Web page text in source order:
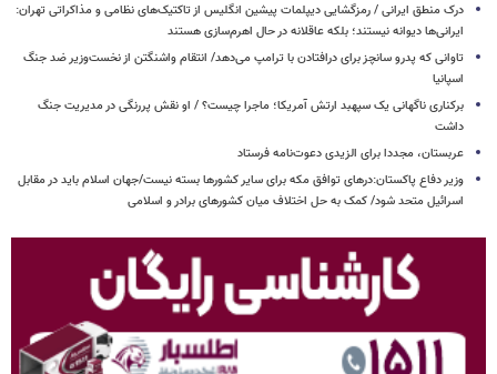
درک منطق ایرانی / رمزگشایی دیپلمات پیشین انگلیس از تاکتیک‌های نظامی و مذاکراتی تهران:
ایرانی‌ها دیوانه نیستند؛ بلکه عاقلانه در حال اهرم‌سازی هستند
تاوانی که پدرو سانچز برای درافتادن با ترامپ می‌دهد/ انتقام واشنگتن از نخست‌وزیر ضد جنگ
اسپانیا
برکناری ناگهانی یک سپهبد ارتش آمریکا؛ ماجرا چیست؟ / او نقش پررنگی در مدیریت جنگ
داشت
عربستان، مجددا برای الزیدی دعوت‌نامه فرستاد
وزیر دفاع پاکستان:درهای توافق مکه برای سایر کشورها بسته نیست/جهان اسلام باید در مقابل
اسرائیل متحد شود/ کمک به حل اختلاف میان کشورهای برادر و اسلامی